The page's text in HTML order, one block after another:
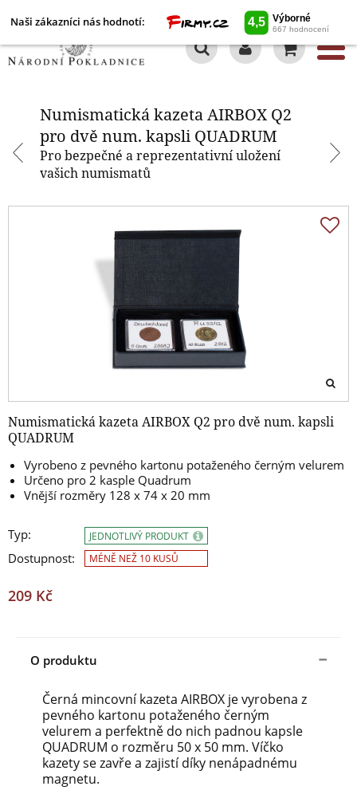
Naši zákazníci nás hodnotí:
Numismatická kazeta AIRBOX Q2
pro dvě num. kapsli QUADRUM
Pro bezpečné a reprezentativní uložení
vašich numismatů
Numismatická kazeta AIRBOX Q2 pro dvě num. kapsli
QUADRUM
Vyrobeno z pevného kartonu potaženého černým velurem
Určeno pro 2 kasple Quadrum
Vnější rozměry 128 x 74 x 20 mm
Typ:
Dostupnost:
JEDNOTLIVÝ PRODUKT
MÉNĚ NEŽ 10 KUSŮ
209 Kč
O produktu
Černá mincovní kazeta AIRBOX je vyrobena z
pevného kartonu potaženého černým
velurem a perfektně do nich padnou kapsle
QUADRUM o rozměru 50 x 50 mm. Víčko
kazety se zavře a zajistí díky nenápadnému
magnetu.
Numismatická kazeta AIRBOX Q2